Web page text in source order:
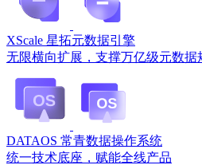
XScale 星拓元数据引擎
无限横向扩展，支撑万亿级元数据
DATAOS 常青数据操作系统
统一技术底座，赋能全线产品